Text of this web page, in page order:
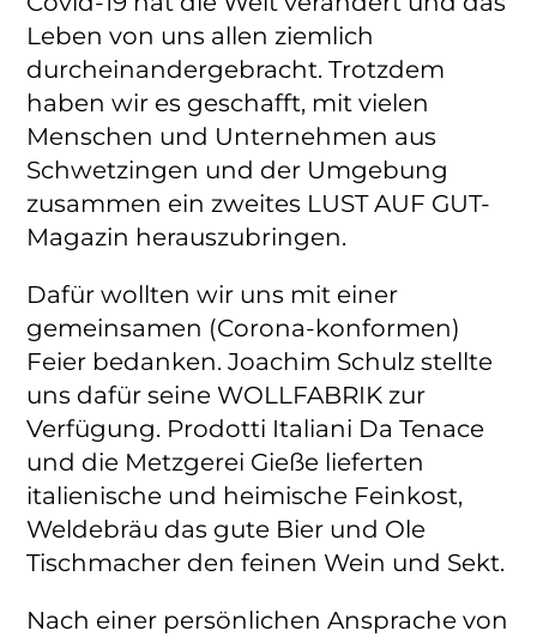
Leben von uns allen ziemlich
durcheinandergebracht. Trotzdem
haben wir es geschafft, mit vielen
Menschen und Unternehmen aus
Schwetzingen und der Umgebung
zusammen ein zweites LUST AUF GUT-
Magazin herauszubringen.
Dafür wollten wir uns mit einer
gemeinsamen (Corona-konformen)
Feier bedanken. Joachim Schulz stellte
uns dafür seine WOLLFABRIK zur
Verfügung. Prodotti Italiani Da Tenace
und die Metzgerei Gieße lieferten
italienische und heimische Feinkost,
Weldebräu das gute Bier und Ole
Tischmacher den feinen Wein und Sekt.
Nach einer persönlichen Ansprache von